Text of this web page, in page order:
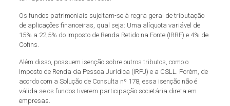
Os fundos patrimoniais sujeitam-se à regra geral de tributação
de aplicações financeiras, qual seja: Uma alíquota variável de
15% a 22,5% do Imposto de Renda Retido na Fonte (IRRF) e 4% de
Cofins.
Além disso, possuem isenção sobre outros tributos, como o
Imposto de Renda da Pessoa Jurídica (IRPJ) e a CSLL. Porém, de
acordo com a Solução de Consulta nº 178, essa isenção não é
válida se os fundos tiverem participação societária direta em
empresas.